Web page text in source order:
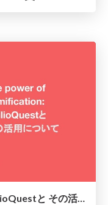
The power of gamification: TwilioQuestと その活用について